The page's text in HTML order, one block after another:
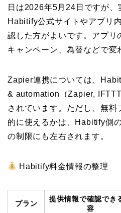
日は2026年5月24日ですが、
Habitify公式サイトやアプリ
認した方がよいです。アプリ
キャンペーン、為替などで変
Zapier連携については、
& automation（Zapier,
されています。ただし、無料
的に使えるかは、Habitify側
の制限にも左右されます。
Habitify料金情報の整理
プラン
提供情報で確認でき
容